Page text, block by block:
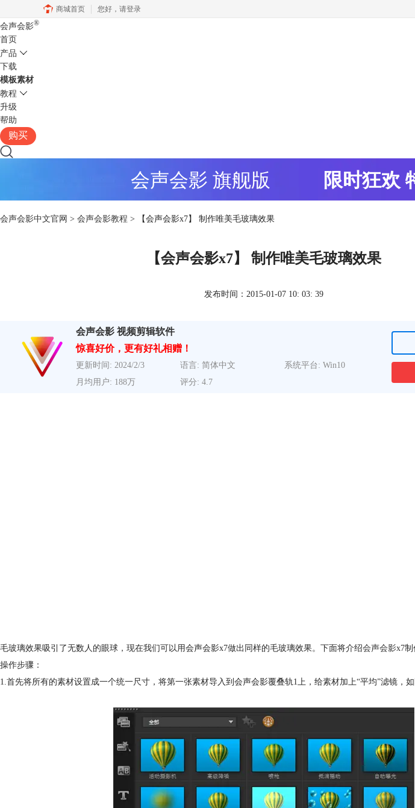
商城首页 您好， 请登录
会声会影®
首页
产品
下载
模板素材
教程
升级
帮助
购买
会声会影 旗舰版 限时狂欢
会声会影中文官网 > 会声会影教程 > 【会声会影x7】 制作唯美毛玻璃效果
【会声会影x7】 制作唯美毛玻璃效果
发布时间：2015-01-07 10: 03: 39
会声会影 视频剪辑软件
惊喜好价，更有好礼相赠！
更新时间: 2024/2/3 语言: 简体中文
系统平台: Win10
月均用户: 188万
评分: 4.7
毛玻璃效果吸引了无数人的眼球，现在我们可以用会声会影x7做出同样的毛玻璃效果。下面将介绍会声会影x7制
操作步骤：
1.首先将所有的素材设置成一个统一尺寸，将第一张素材导入到会声会影覆叠轨1上，给素材加上“平均”滤镜，如